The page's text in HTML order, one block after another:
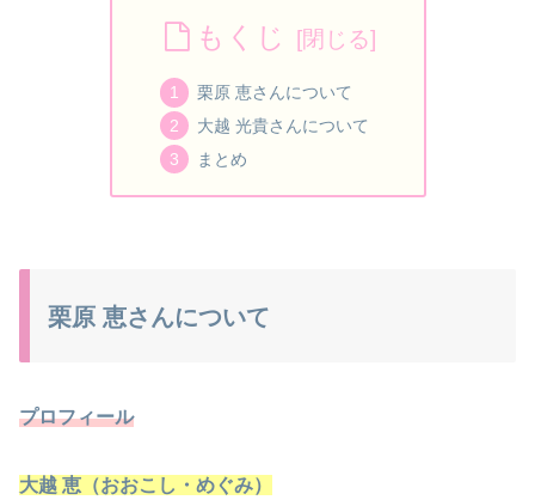
もくじ
栗原 恵さんについて
大越 光貴さんについて
まとめ
栗原 恵さんについて
プロフィール
大越 恵（おおこし・めぐみ）